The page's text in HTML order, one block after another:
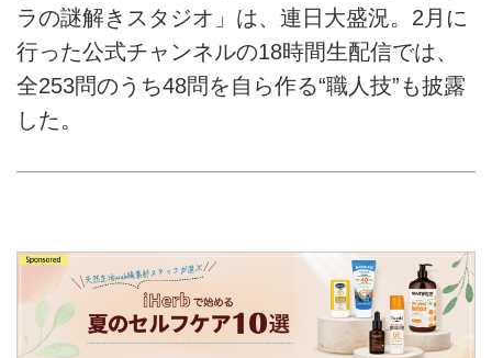
ラの謎解きスタジオ」は、連日大盛況。2月に
行った公式チャンネルの18時間生配信では、
全253問のうち48問を自ら作る“職人技”も披露
した。